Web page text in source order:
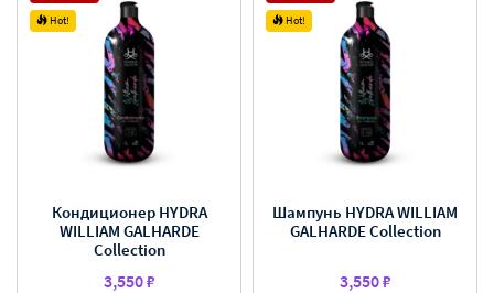
Hot!
Кондиционер HYDRA
WILLIAM GALHARDE
Collection
3,550 ₽
Hot!
Шампунь HYDRA WILLIAM
GALHARDE Collection
3,550 ₽